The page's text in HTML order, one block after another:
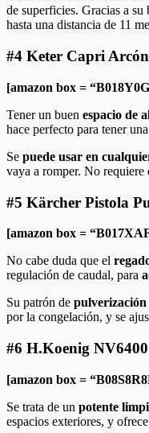
de superficies. Gracias a su
hasta una distancia de 11
#4 Keter Capri
[amazon box =
Tener un buen espacio de
hace perfecto para tener una
Se puede usar en
vaya a romper. No requiere
#5 Kärcher Pistola
[amazon box =
No cabe duda que el
regulación de caudal, para
Su patrón de pulverización
por la congelación, y se
#6 H.Koenig
[amazon box =
Se trata de un potente
espacios exteriores, y